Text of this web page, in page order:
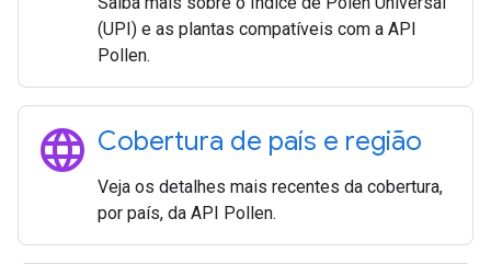
(UPI) e as plantas compatíveis com a API
Pollen.
language Cobertura de país e região
Veja os detalhes mais recentes da cobertura,
por país, da API Pollen.